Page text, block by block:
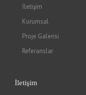
İletişim
Kurumsal
Proje Galerisi
Referanslar
İletişim